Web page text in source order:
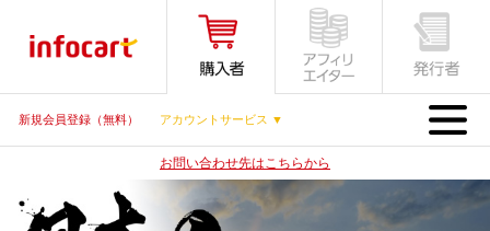
新規会員登録（無料） アカウントサービス ▼ MENU
お問い合わせ先はこちらから